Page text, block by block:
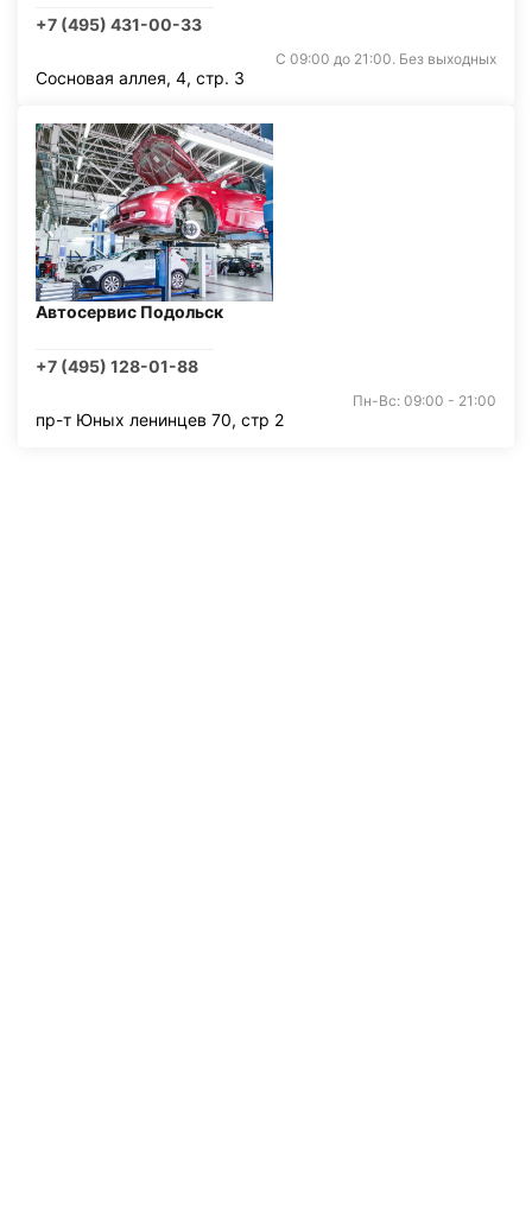
+7 (495) 431-00-33
С 09:00 до 21:00. Без выходных
Сосновая аллея, 4, стр. 3
Автосервис Подольск
+7 (495) 128-01-88
Пн-Вс: 09:00 - 21:00
пр-т Юных ленинцев 70, стр 2